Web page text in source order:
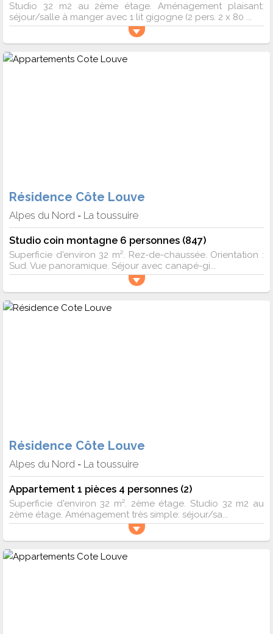
Studio 32 m2 au 2ème étage. Aménagement plaisant:
séjour/salle à manger avec 1 lit gigogne (2 pers. 2 x 80 ...
Résidence Côte Louve
Alpes du Nord - La toussuire
Studio coin montagne 6 personnes (847)
Superficie d'environ 32 m². Rez-de-chaussée. Orientation :
Sud. Vue panoramique. Séjour avec canapé-gi...
Résidence Côte Louve
Alpes du Nord - La toussuire
Appartement 1 pièces 4 personnes (2)
Superficie d'environ 32 m². 2ème étage. Studio 32 m2 au
2ème étage. Aménagement très simple: séjour/sa...